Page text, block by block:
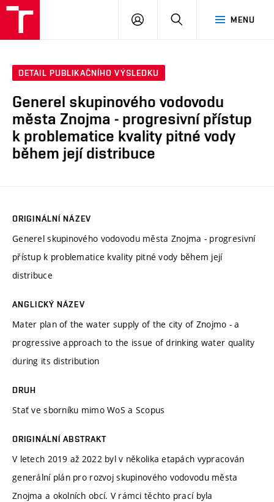
MENU
PŘIHLÁSIT
DETAIL PUBLIKAČNÍHO VÝSLEDKU
Generel skupinového vodovodu
města Znojma - progresivní přístup
k problematice kvality pitné vody
během její distribuce
ORIGINÁLNÍ NÁZEV
Generel skupinového vodovodu města Znojma - progresivní
přístup k problematice kvality pitné vody během její
distribuce
ANGLICKÝ NÁZEV
Mater plan of the water supply of the city of Znojmo - a
progressive approach to the issue of drinking water quality
during its distribution
DRUH
Stať ve sborníku mimo WoS a Scopus
ORIGINÁLNÍ ABSTRAKT
V letech 2019 až 2022 byl v několika etapách vypracován
generální plán pro rozvoj skupinového vodovodu města
Znojma a okolních obcí. V rámci těchto prací byla